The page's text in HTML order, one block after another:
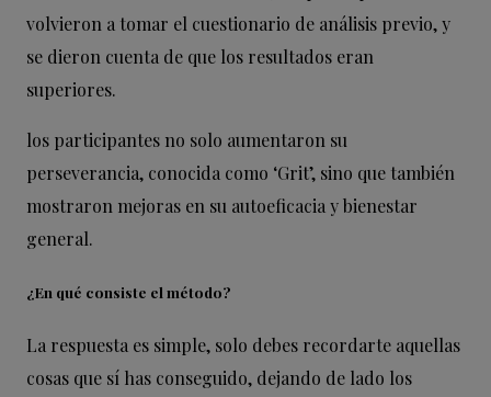
volvieron a tomar el cuestionario de análisis previo, y
se dieron cuenta de que los resultados eran
superiores.
los participantes no solo aumentaron su
perseverancia, conocida como ‘Grit’, sino que también
mostraron mejoras en su autoeficacia y bienestar
general.
¿En qué consiste el método?
La respuesta es simple, solo debes recordarte aquellas
cosas que sí has conseguido, dejando de lado los